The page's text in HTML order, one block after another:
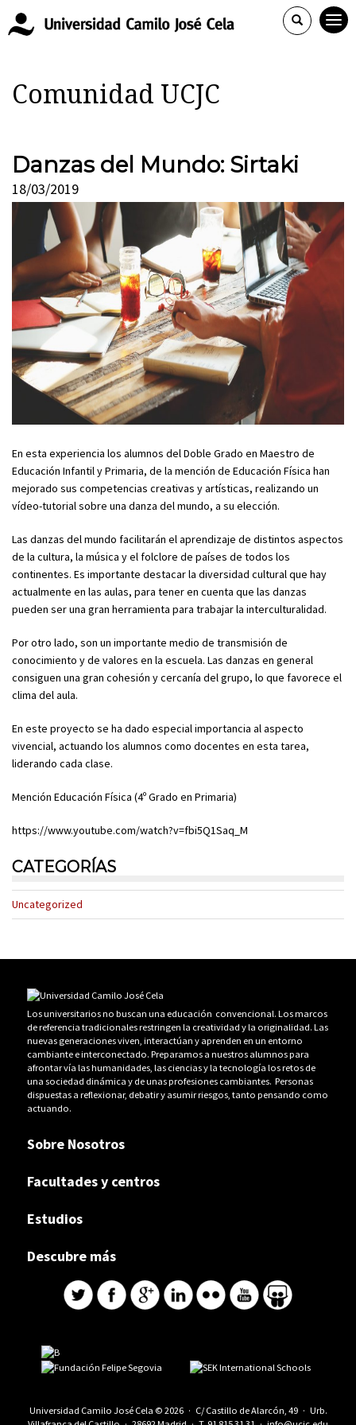
Comunidad UCJC
Danzas del Mundo: Sirtaki
18/03/2019
En esta experiencia los alumnos del Doble Grado en Maestro de
Educación Infantil y Primaria, de la mención de Educación Física han
mejorado sus competencias creativas y artísticas, realizando un
vídeo-tutorial sobre una danza del mundo, a su elección.
Las danzas del mundo facilitarán el aprendizaje de distintos aspectos
de la cultura, la música y el folclore de países de todos los
continentes. Es importante destacar la diversidad cultural que hay
actualmente en las aulas, para tener en cuenta que las danzas
pueden ser una gran herramienta para trabajar la interculturalidad.
Por otro lado, son un importante medio de transmisión de
conocimiento y de valores en la escuela. Las danzas en general
consiguen una gran cohesión y cercanía del grupo, lo que favorece el
clima del aula.
En este proyecto se ha dado especial importancia al aspecto
vivencial, actuando los alumnos como docentes en esta tarea,
liderando cada clase.
Mención Educación Física (4º Grado en Primaria)
https://www.youtube.com/watch?v=fbi5Q1Saq_M
CATEGORÍAS
Uncategorized
Los universitarios no buscan una educación convencional. Los marcos
de referencia tradicionales restringen la creatividad y la originalidad. Las
nuevas generaciones viven, interactúan y aprenden en un entorno
cambiante e interconectado. Preparamos a nuestros alumnos para
afrontar vía las humanidades, las ciencias y la tecnología los retos de
una sociedad dinámica y de unas profesiones cambiantes. Personas
dispuestas a reflexionar, debatir y asumir riesgos, tanto pensando como
actuando.
Sobre Nosotros
Facultades y centros
Estudios
Descubre más
Universidad Camilo José Cela © 2026 · C/ Castillo de Alarcón, 49 · Urb.